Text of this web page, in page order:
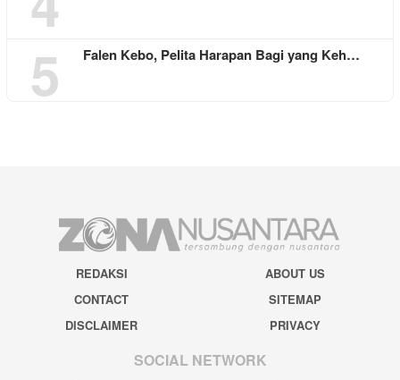
5 Falen Kebo, Pelita Harapan Bagi yang Keh…
REDAKSI
ABOUT US
CONTACT
SITEMAP
DISCLAIMER
PRIVACY
SOCIAL NETWORK